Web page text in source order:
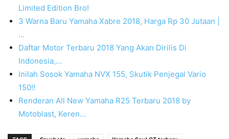
Limited Edition Bro!
3 Warna Baru Yamaha Xabre 2018, Harga Rp 30 Jutaan |
…
Daftar Motor Terbaru 2018 Yang Akan Dirilis Di
Indonesia,…
Inilah Sosok Yamaha NVX 155, Skutik Penjegal Vario
150!!
Renderan All New Yamaha R25 Terbaru 2018 by
Motoblast, Keren…